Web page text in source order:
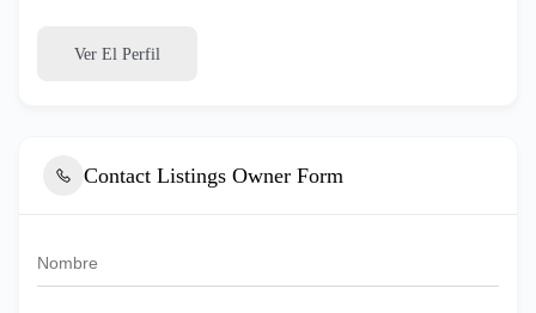
Ver El Perfil
Contact Listings Owner Form